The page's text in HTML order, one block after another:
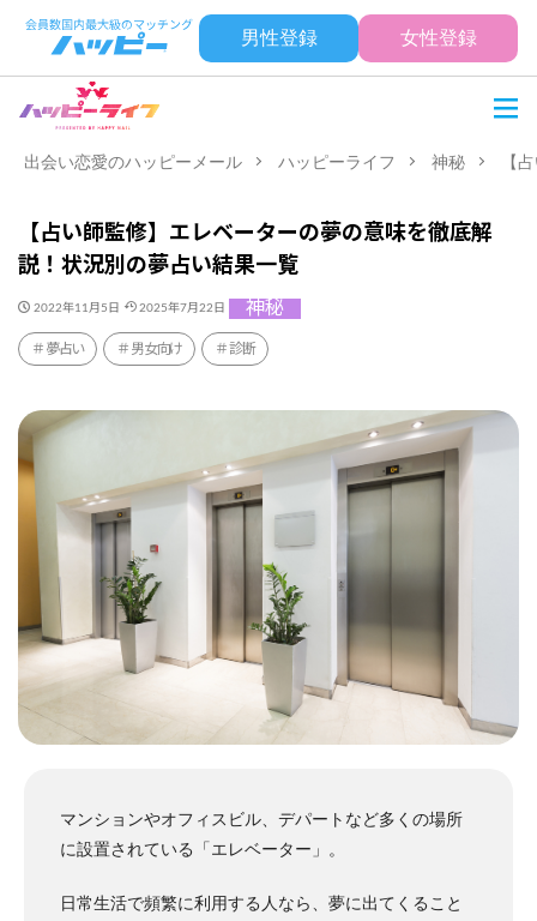
男性登録 女性登録
出会い恋愛のハッピーメール ハッピーライフ 神秘 【
【占い師監修】エレベーターの夢の意味を徹底解
説！状況別の夢占い結果一覧
2022年11月5日 2025年7月22日 神秘
夢占い 男女向け 診断
マンションやオフィスビル、デパートなど多くの場所
に設置されている「エレベーター」。
日常生活で頻繁に利用する人なら、夢に出てくること